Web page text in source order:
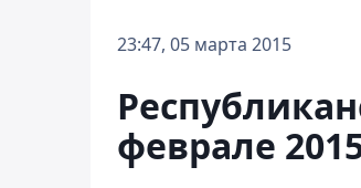
23:47, 05 марта 2015
феврале